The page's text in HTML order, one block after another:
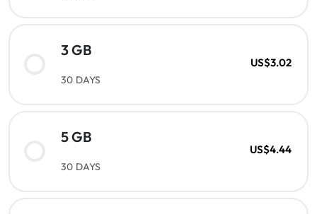
3 GB
30 DAYS
US$3.02
5 GB
30 DAYS
US$4.44